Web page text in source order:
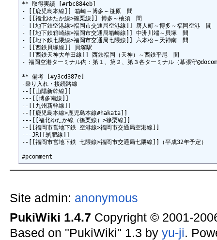
** 取得実績 [#rbc884eb]
- [[鹿児島本線]] 箱崎～博多～笹原　間
- [[福北ゆたか線>篠栗線]] 博多～柚須　間
- [[地下鉄空港線>福岡市交通局空港線]] 唐人町～博多～福岡空港　間
- [[地下鉄箱崎線>福岡市交通局箱崎線]] 中洲川端～貝塚　間
- [[地下鉄七隈線>福岡市交通局七隈線]] 六本松～天神南　間
- [[西鉄貝塚線]] 貝塚駅
- [[西鉄天神大牟田線]] 西鉄福岡（天神）～西鉄平尾　間
- 福岡空港ターミナル内：第１、第２、第３各ターミナル（幕張守
** 備考 [#y3cd387e]
-乗り入れ・接続路線
--[[山陽新幹線]]
---[[博多南線]]
--[[九州新幹線]]
--[[鹿児島本線>鹿児島本線#hakata]]
---[[福北ゆたか線（篠栗線）>篠栗線]]
--[[福岡市営地下鉄 空港線>福岡市交通局空港線]]
---JR[[筑肥線]]
--[[福岡市営地下鉄 七隈線>福岡市交通局七隈線]]（平成32年予定）
Site admin: anonymous
PukiWiki 1.4.7 Copyright © 2001-
Based on "PukiWiki" 1.3 by yu-ji.